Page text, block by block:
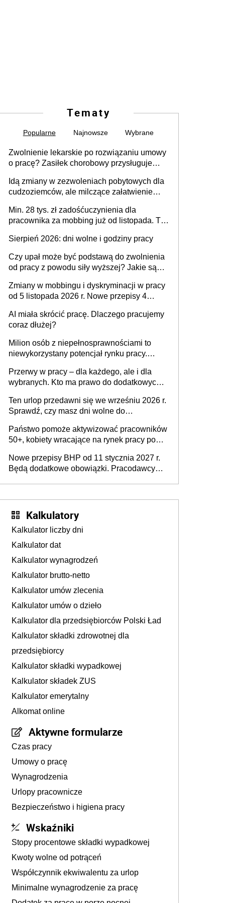
Tematy
Popularne Najnowsze Wybrane
Zwolnienie lekarskie po rozwiązaniu umowy
o pracę? Zasiłek chorobowy przysługuje
dni od ustania stosunku pracy
Idą zmiany w zezwoleniach pobytowych dla
cudzoziemców, ale milczące załatwienie
Min. 28 tys. zł zadośćuczynienia dla
pracownika za mobbing już od listopada. To
zespołu
Sierpień 2026: dni wolne i godziny pracy
Czy upał może być podstawą do zwolnienia
od pracy z powodu siły wyższej? Jakie są
Zmiany w mobbingu i dyskryminacji w pracy
od 5 listopada 2026 r. Nowe przepisy 4
Ustaw
AI miała skrócić pracę. Dlaczego pracujemy
coraz dłużej?
Milion osób z niepełnosprawnościami to
niewykorzystany potencjał rynku pracy.
dofinansowań czy refundacji, ale bariery po
stronie systemu i świadomości
pracodawców [WYWIAD]
Przerwy w pracy – dla każdego, ale i dla
wybranych. Kto ma prawo do dodatkowych
Ten urlop przedawni się we wrześniu 2026 r.
Sprawdź, czy masz dni wolne do
Państwo pomoże aktywizować pracowników
50+, kobiety wracające na rynek pracy po
osoby neuroatypowe. Powstanie Fundusz
na rzecz Inkluzywności w Zatrudnianiu?
Nowe przepisy BHP od 11 stycznia 2027 r.
Będą dodatkowe obowiązki. Pracodawcy
Kalkulatory
Kalkulator liczby dni
Kalkulator dat
Kalkulator wynagrodzeń
Kalkulator brutto-netto
Kalkulator umów zlecenia
Kalkulator umów o dzieło
Kalkulator dla przedsiębiorców Polski Ład
Kalkulator składki zdrowotnej dla
przedsiębiorcy
Kalkulator składki wypadkowej
Kalkulator składek ZUS
Kalkulator emerytalny
Alkomat online
Aktywne formularze
Czas pracy
Umowy o pracę
Wynagrodzenia
Urlopy pracownicze
Bezpieczeństwo i higiena pracy
Wskaźniki
Stopy procentowe składki wypadkowej
Kwoty wolne od potrąceń
Współczynnik ekwiwalentu za urlop
Minimalne wynagrodzenie za pracę